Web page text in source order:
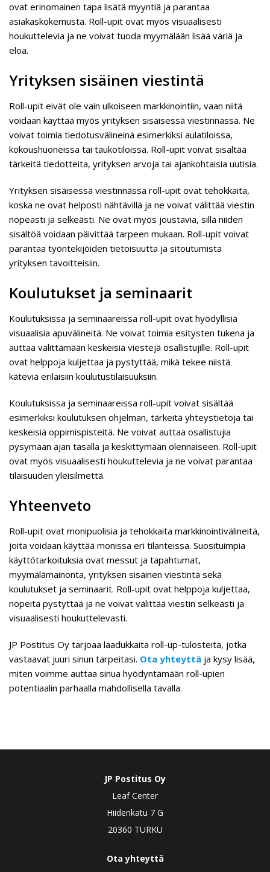
ovat erinomainen tapa lisätä myyntiä ja parantaa
asiakaskokemusta. Roll-upit ovat myös visuaalisesti
houkuttelevia ja ne voivat tuoda myymälään lisää väriä ja
eloa.
Yrityksen sisäinen viestintä
Roll-upit eivät ole vain ulkoiseen markkinointiin, vaan niitä
voidaan käyttää myös yrityksen sisäisessä viestinnässä. Ne
voivat toimia tiedotusvälineinä esimerkiksi aulatiloissa,
kokoushuoneissa tai taukotiloissa. Roll-upit voivat sisältää
tärkeitä tiedotteita, yrityksen arvoja tai ajankohtaisia uutisia.
Yrityksen sisäisessä viestinnässä roll-upit ovat tehokkaita,
koska ne ovat helposti nähtävillä ja ne voivat välittää viestin
nopeasti ja selkeästi. Ne ovat myös joustavia, sillä niiden
sisältöä voidaan päivittää tarpeen mukaan. Roll-upit voivat
parantaa työntekijöiden tietoisuutta ja sitoutumista
yrityksen tavoitteisiin.
Koulutukset ja seminaarit
Koulutuksissa ja seminaareissa roll-upit ovat hyödyllisiä
visuaalisia apuvälineitä. Ne voivat toimia esitysten tukena ja
auttaa välittämään keskeisiä viestejä osallistujille. Roll-upit
ovat helppoja kuljettaa ja pystyttää, mikä tekee niistä
käteviä erilaisiin koulutustilaisuuksiin.
Koulutuksissa ja seminaareissa roll-upit voivat sisältää
esimerkiksi koulutuksen ohjelman, tärkeitä yhteystietoja tai
keskeisiä oppimispisteitä. Ne voivat auttaa osallistujia
pysymään ajan tasalla ja keskittymään olennaiseen. Roll-upit
ovat myös visuaalisesti houkuttelevia ja ne voivat parantaa
tilaisuuden yleisilmettä.
Yhteenveto
Roll-upit ovat monipuolisia ja tehokkaita markkinointivälineitä,
joita voidaan käyttää monissa eri tilanteissa. Suosituimpia
käyttötarkoituksia ovat messut ja tapahtumat,
myymälämainonta, yrityksen sisäinen viestintä sekä
koulutukset ja seminaarit. Roll-upit ovat helppoja kuljettaa,
nopeita pystyttää ja ne voivat välittää viestin selkeästi ja
visuaalisesti houkuttelevasti.
JP Postitus Oy tarjoaa laadukkaita roll-up-tulosteita, jotka
vastaavat juuri sinun tarpeitasi. Ota yhteyttä ja kysy lisää,
miten voimme auttaa sinua hyödyntämään roll-upien
potentiaalin parhaalla mahdollisella tavalla.
JP Postitus Oy
Leaf Center
Hiidenkatu 7 G
20360 TURKU
Ota yhteyttä